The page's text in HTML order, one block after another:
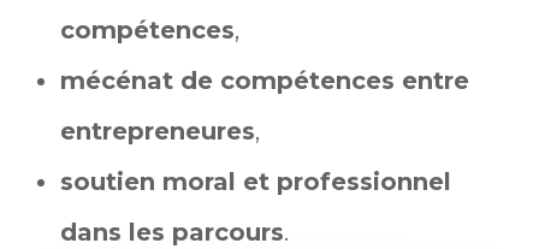
compétences,
mécénat de compétences entre
entrepreneures,
soutien moral et professionnel
dans les parcours.